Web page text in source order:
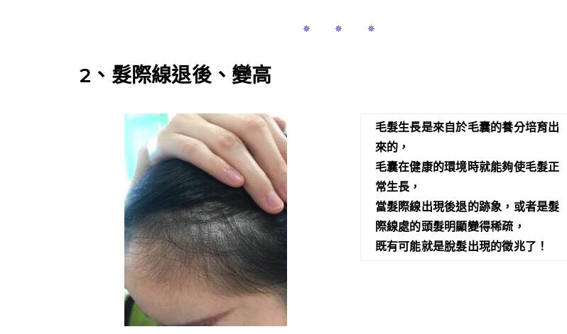
✵ ✵ ✵
2、髮際線退後、變高
毛髮生長是來自於毛囊的養分培育出
來的，
毛囊在健康的環境時就能夠使毛髮正
常生長，
當髮際線出現後退的跡象， 或者是髮
際線處的頭髮明顯變得稀疏，
既有可能就是脫髮出現的徵兆了！